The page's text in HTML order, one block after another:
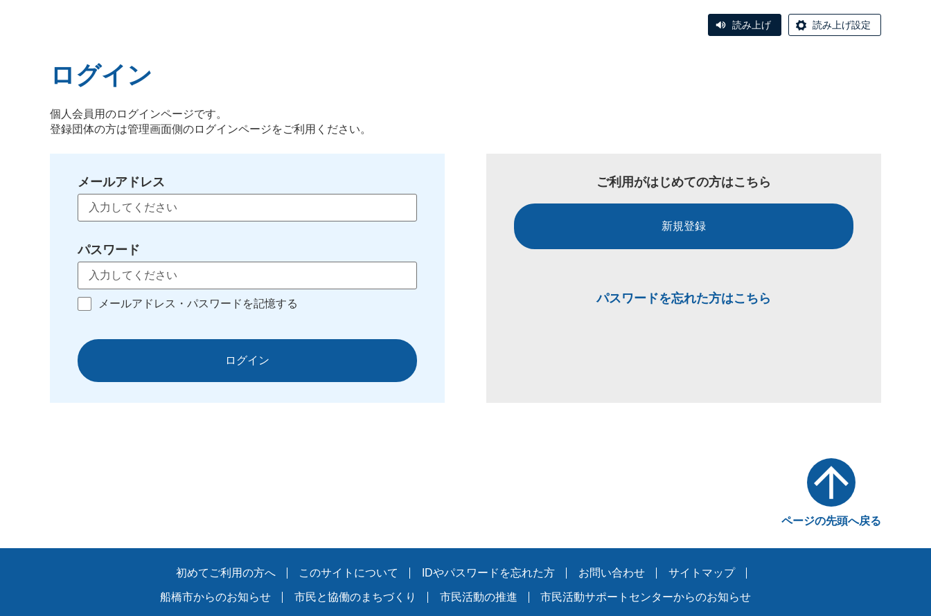
読み上げ 読み上げ設定
ログイン
個人会員用のログインページです。
登録団体の方は管理画面側のログインページをご利用ください。
メールアドレス
パスワード
メールアドレス・パスワードを記憶する
ログイン
ご利用がはじめての方はこちら
新規登録
パスワードを忘れた方はこちら
ページの先頭へ戻る
初めてご利用の方へ このサイトについて IDやパスワードを忘れた方 お問い合わせ サイトマップ
船橋市からのお知らせ 市民と協働のまちづくり 市民活動の推進 市民活動サポートセンターからのお知らせ